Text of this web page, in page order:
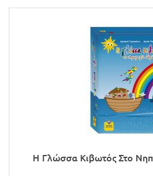
Η Γλώσσα Κιβωτός Στο